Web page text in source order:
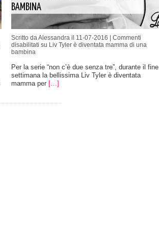
BAMBINA
Scritto da Alessandra il 11-07-2016 | Commenti
disabilitati su Liv Tyler è diventata mamma di una
bambina
Per la serie “non c’è due senza tre”, durante il fine
settimana la bellissima Liv Tyler è diventata
mamma per […]